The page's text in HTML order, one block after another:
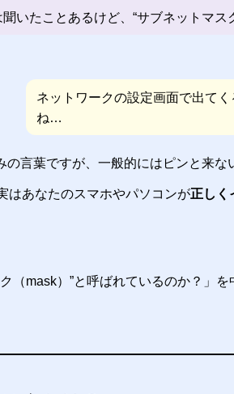
聞いたことあるけど、“サブネットマス
ネットワークの設定画面で出て
ね…
の言葉ですが、一般的にはピンと来な
はあなたのスマホやパソコンが正しく
（mask）”と呼ばれているのか？」